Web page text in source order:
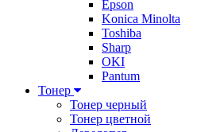
Epson
Konica Minolta
Toshiba
Sharp
OKI
Pantum
Тонер
Тонер черный
Тонер цветной